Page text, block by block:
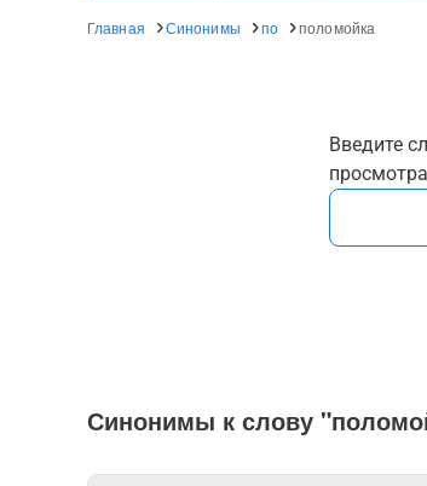
Главная Синонимы по поломойка
Введите
Синонимы к слову